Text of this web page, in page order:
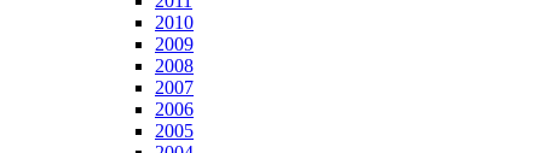
2010
2009
2008
2007
2006
2005